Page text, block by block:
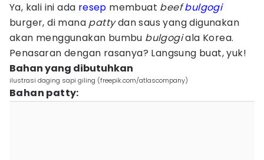
Ya, kali ini ada resep membuat beefbulgogi
burger, di mana pattydan saus yang digunakan
akan menggunakan bumbu bulgogiala Korea.
Penasaran dengan rasanya? Langsung buat, yuk!
Bahan yang dibutuhkan
ilustrasi daging sapi giling (freepik.com/atlascompany)
Bahan patty: